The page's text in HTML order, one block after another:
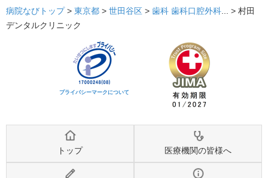
病院なびトップ> 東京都 > 世田谷区 > 歯科 歯科口腔外科 ... > 村田
デンタルクリニック
プライバシーマークについて
トップ 医療機関の皆様へ